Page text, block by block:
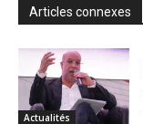
Articles connexes
Actualités